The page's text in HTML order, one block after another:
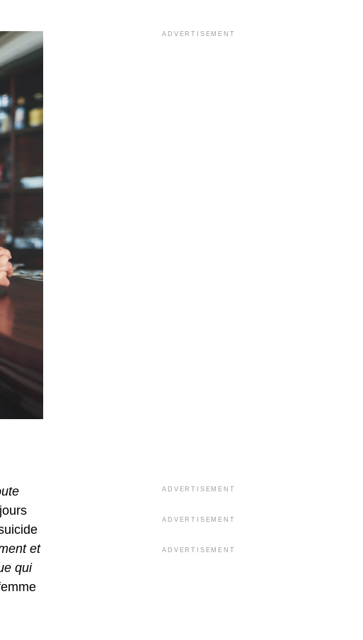
et
qui
ADVERTISEMENT
ADVERTISEMENT
ADVERTISEMENT
ADVERTISEMENT